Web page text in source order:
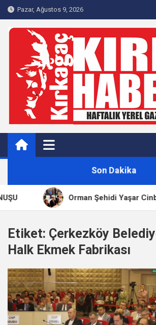
Skip
to
content
Pazar, Ağustos 9, 2026
Kırkağaç 40Haber
Kırkağaç'ın Yerel Haber Sitesi
Son Dakika
Orman Şehidi Yaşar Cinbaş
Etiket: Çerkezköy
Halk Ekmek Fabrikası